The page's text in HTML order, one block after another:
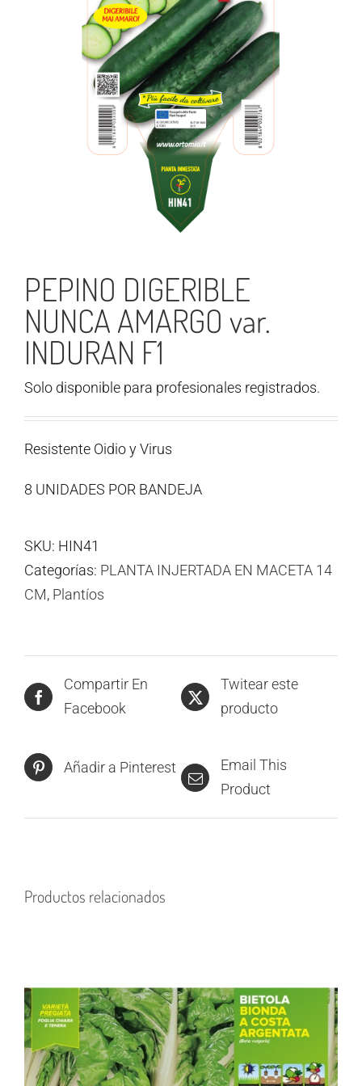
PEPINO DIGERIBLE
NUNCA AMARGO var.
INDURAN F1
Solo disponible para profesionales registrados.
Resistente Oidio y Virus
8 UNIDADES POR BANDEJA
SKU: HIN41
Categorías: PLANTA INJERTADA EN MACETA 14
CM, Plantíos
Compartir En
Facebook
Twitear este
producto
Añadir a Pinterest
Email This
Product
Productos relacionados